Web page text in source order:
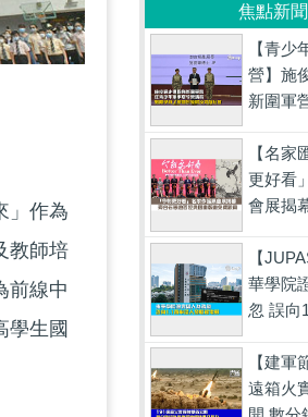
」作為
教師培
前線中
學生國
焦點新聞
【青少
營】施
新圍軍
【名家
更好看
會展揭
【
華學院
忽 誤向
【建軍
遠箱火